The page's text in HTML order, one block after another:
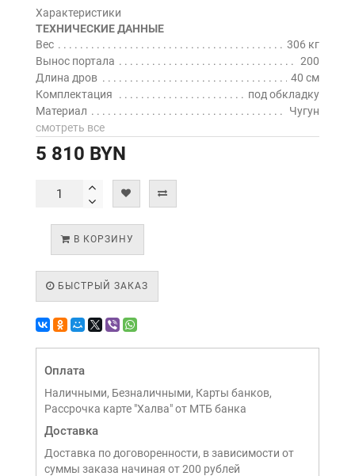
Характеристики
ТЕХНИЧЕСКИЕ ДАННЫЕ
Вес
306 кг
Вынос портала
200
Длина дров
40 см
Комплектация
под обкладку
Материал
Чугун
смотреть все
5 810 BYN
В КОРЗИНУ
БЫСТРЫЙ ЗАКАЗ
Оплата
Наличными, Безналичными, Карты банков,
Рассрочка карте "Халва" от МТБ банка
Доставка
Доставка по договоренности, в зависимости от
суммы заказа начиная от 200 рублей